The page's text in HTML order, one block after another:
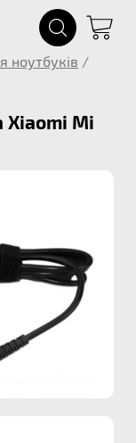
ноутбуків /
Xiaomi Mi